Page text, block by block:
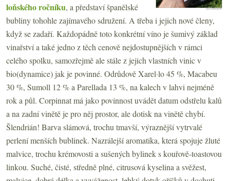
loňského ročníku, a představí španělské
bubliny tohohle zajímavého sdružení. A třeba i jejich nové členy,
když se zadaří. Každopádně toto konkrétní víno je šumivý základ
vinařství a také jedno z těch cenově nejdostupnějších v rámci
celého spolku, samozřejmě ale stále z jejich vlastních vinic v
bio(dynamice) jak je povinné. Odrůdově Xarel·lo 45 %, Macabeu
30 %, Sumoll 12 % a Parellada 13 %, na kalech v lahvi nejméně
rok a půl. Corpinnat má jako povinnost uvádět datum odstřelu kalů
a na zadní vinětě je pro něj prostor, ale dotisk na vinětě chybí.
Šlendrián! Barva slámová, trochu tmavší, výraznější vytrvalé
perlení menších bublinek. Nazrálejší aromatika, která spojuje žluté
malvice, trochu krémovosti a sušených bylinek s kouřově-toastovou
linkou. Suché, čisté, středně plné, citrusová kyselina a svěžest,